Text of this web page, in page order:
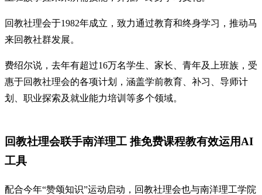
回教社理会于1982年成立，致力通过教育和终身学习，推动马
来回教社群发展。
费绍尔说，去年有超过16万名学生、家长、青年及上班族，受
惠于回教社理会的各项计划，涵盖学前教育、补习、导师计
划、职业探索及就业能力培训等多个领域。
回教社理会联手南洋理工 推免费课程教有效运用AI
工具
配合今年“赞颂知识”运动启动，回教社理会也与南洋理工学院